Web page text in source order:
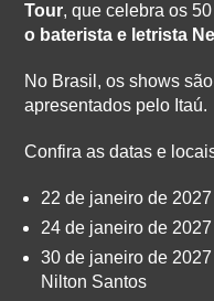
Tour, que celebra os
o baterista e letrista
No Brasil, os shows
apresentados pelo Itaú.
Confira as datas e
22 de janeiro de
24 de janeiro de
30 de janeiro de
Nilton Santos